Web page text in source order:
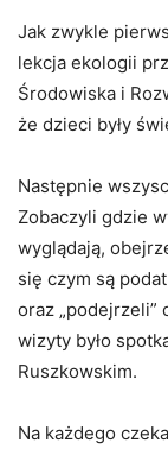
Jak zwykle
lekcja ekologii
Środowiska i
że dzieci były
Następnie
Zobaczyli gdzie
wyglądają,
się czym są
oraz „podejrzeli”
wizyty było
Ruszkowskim.
Na każdego